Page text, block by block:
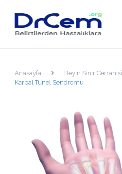
Anasayfa
Beyin Sinir Cerrahisi
Karpal Tünel Sendromu